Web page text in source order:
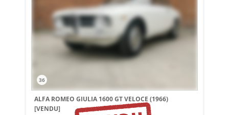
36
ALFA ROMEO GIULIA 1600 GT VELOCE (1966)
[VENDU]